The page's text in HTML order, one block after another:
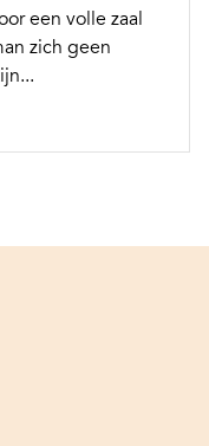
een volle zaal
zich geen